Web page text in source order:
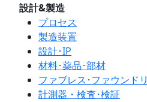
設計&製造
プロセス
製造装置
設計･IP
材料･薬品･部材
ファブレス･ファウンドリ
計測器・検査･検証